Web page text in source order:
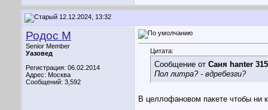
12.12.2024, 13:32
Родос М
Senior Member
Уазовед
Регистрация: 06.02.2014
Адрес: Москва
Сообщений: 3,592
Цитата:
Сообщение от Саня hanter
Пол литра? - вдребезги?
В целлофановом пакете чтобы ни